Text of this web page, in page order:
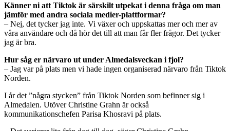
Känner ni att Tiktok är särskilt utpekat i denna fråga om man
jämför med andra sociala medier-plattformar?
– Nej, det tycker jag inte. Vi växer och uppskattas mer och mer av
våra användare och då hör det till att man får fler frågor. Det tycker
jag är bra.
Hur såg er närvaro ut under Almedalsveckan i fjol?
– Jag var på plats men vi hade ingen organiserad närvaro från Tiktok
Norden.
I år det ”några stycken” från Tiktok Norden som befinner sig i
Almedalen. Utöver Christine Grahn är också
kommunikationschefen Parisa Khosravi på plats.